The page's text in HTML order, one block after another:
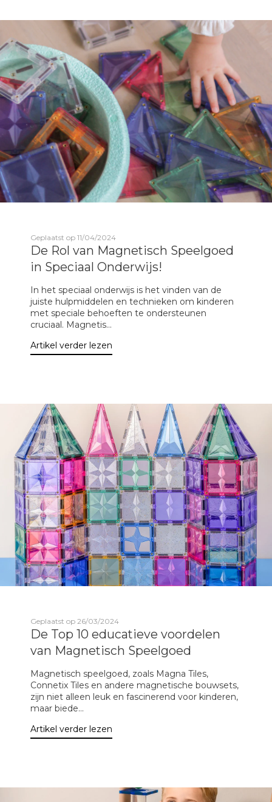
Geplaatst op 11/04/2024
De Rol van Magnetisch Speelgoed
in Speciaal Onderwijs!
In het speciaal onderwijs is het vinden van de
juiste hulpmiddelen en technieken om kinderen
met speciale behoeften te ondersteunen
cruciaal. Magnetis...
Artikel verder lezen
Geplaatst op 26/03/2024
De Top 10 educatieve voordelen
van Magnetisch Speelgoed
Magnetisch speelgoed, zoals Magna Tiles,
Connetix Tiles en andere magnetische bouwsets,
zijn niet alleen leuk en fascinerend voor kinderen,
maar biede...
Artikel verder lezen